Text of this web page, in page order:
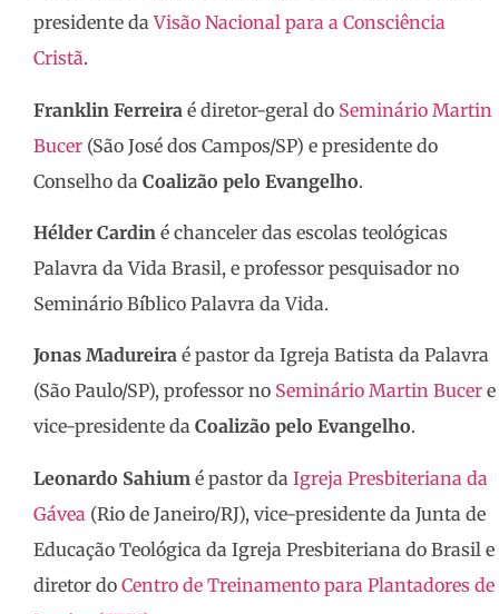
presidente daVisão Nacional para a Consciência
Cristã.
Franklin Ferreira é diretor-geral do Seminário Martin
Bucer (São José dos Campos/SP) e presidente do
Conselho da Coalizão pelo Evangelho.
Hélder Cardin é chanceler das escolas teológicas
Palavra da Vida Brasil, e professor pesquisador no
Seminário Bíblico Palavra da Vida.
Jonas Madureira é pastor da Igreja Batista da Palavra
(São Paulo/SP), professor no Seminário Martin Bucer e
vice-presidente da Coalizão pelo Evangelho.
Leonardo Sahium é pastor da Igreja Presbiteriana da
Gávea (Rio de Janeiro/RJ), vice-presidente da Junta de
Educação Teológica da Igreja Presbiteriana do Brasil e
diretor do Centro de Treinamento para Plantadores de